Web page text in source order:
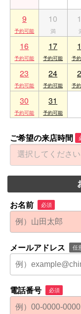
9 10
16 17
23 24
30 31
ご希望の来店時間
お名前 必須
メールアドレス 任
電話番号 必須